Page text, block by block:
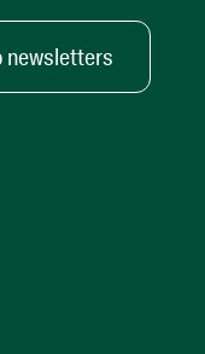
newsletters